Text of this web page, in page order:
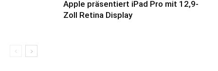
Apple präsentiert iPad Pro mit 12,9-
Zoll Retina Display